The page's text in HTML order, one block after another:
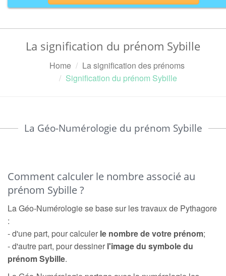
La signification du prénom Sybille
Home
La signification des prénoms
Signification du prénom Sybille
La Géo-Numérologie du prénom Sybille
Comment calculer le nombre associé au
prénom Sybille ?
La Géo-Numérologie se base sur les travaux de Pythagore
:
- d'une part, pour calculer le nombre de votre prénom;
- d'autre part, pour dessiner l'image du symbole du
prénom Sybille.